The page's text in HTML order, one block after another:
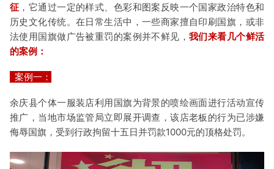
征 ，它通过一定的样式、色彩和图案反映一个国家政治特色和
历史文化传统。在日常生活中，一些商家擅自印刷国旗，或非
法使用国旗做广告被重罚的案例并不鲜见，我们来看几个鲜活
的案例：
案例一：
余庆县个体一服装店利用国旗为背景的喷绘画面进行活动宣传
推广，当地市场监管局立即展开调查，该店老板的行为已涉嫌
侮辱国旗，受到行政拘留十五日并罚款1000元的顶格处罚。